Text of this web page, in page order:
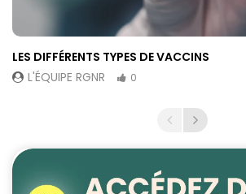
LES DIFFÉRENTS TYPES DE VACCINS
L'ÉQUIPE RGNR
0